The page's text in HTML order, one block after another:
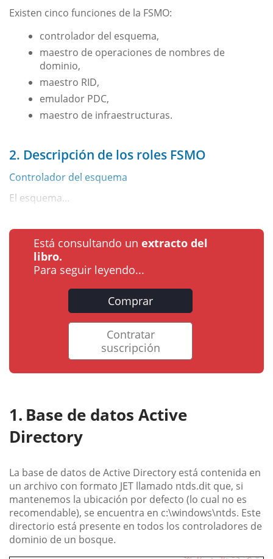
Existen cinco funciones de la FSMO:
controlador del esquema,
maestro de operaciones de nombres de
dominio,
maestro RID,
emulador PDC,
maestro de infraestructuras.
2. Descripción de los roles FSMO
Controlador del esquema
El esquema...
Está consultando un extracto del
libro.
Para seguir leyendo...
Comprar
Contratar
suscripción
Base de datos Active
Directory
La base de datos de Active Directory está contenida en
un archivo con formato JET llamado ntds.dit que, si
mantenemos la ubicación por defecto (lo cual no es
recomendable), se encuentra en c:\windows\ntds. Este
directorio está presente en todos los controladores de
dominio de un bosque.